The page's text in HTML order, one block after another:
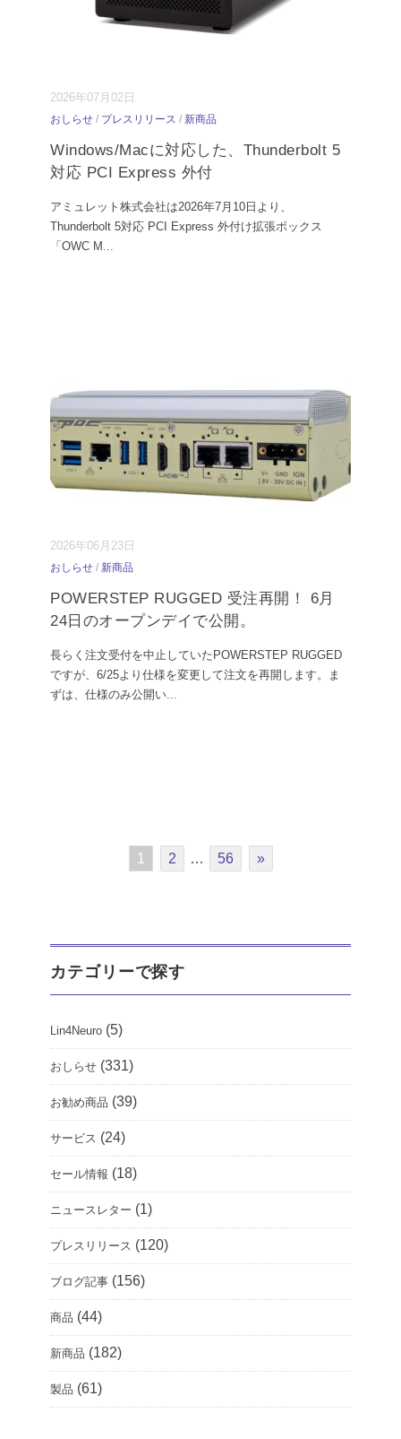
2026年07月02日
おしらせ / プレスリリース / 新商品
Windows/Macに対応した、Thunderbolt 5
対応 PCI Express 外付
アミュレット株式会社は2026年7月10日より、
Thunderbolt 5対応 PCI Express 外付け拡張ボックス
「OWC M ...
2026年06月23日
おしらせ / 新商品
POWERSTEP RUGGED 受注再開！ 6月
24日のオープンデイで公開。
長らく注文受付を中止していたPOWERSTEP RUGGED
ですが、6/25より仕様を変更して注文を再開します。ま
ずは、仕様のみ公開い...
1 2 … 56 »
カテゴリーで探す
Lin4Neuro (5)
おしらせ (331)
お勧め商品 (39)
サービス (24)
セール情報 (18)
ニュースレター (1)
プレスリリース (120)
ブログ記事 (156)
商品 (44)
新商品 (182)
製品 (61)